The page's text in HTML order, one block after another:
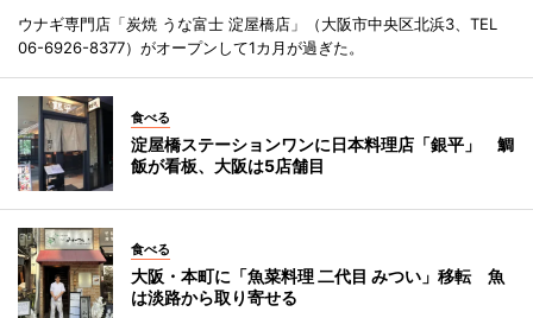
ウナギ専門店「炭焼 うな富士 淀屋橋店」（大阪市中央区北浜3、TEL
06-6926-8377）がオープンして1カ月が過ぎた。
食べる
淀屋橋ステーションワンに日本料理店「銀平」 鯛
飯が看板、大阪は5店舗目
食べる
大阪・本町に「魚菜料理 二代目 みつい」移転 魚
は淡路から取り寄せる